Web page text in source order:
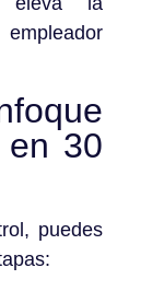
en 30
puedes